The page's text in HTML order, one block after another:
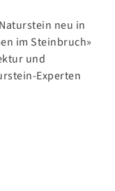
neu in
im Steinbruch»
und
Experten